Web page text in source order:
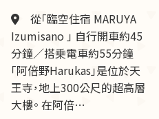
從「臨空住宿 MARUYA
Izumisano 」 自行開車約45
分鐘／搭乗電車約55分鐘
「阿倍野Harukas」是位於天
王寺，地上300公尺的超高層
大樓。 在阿倍…